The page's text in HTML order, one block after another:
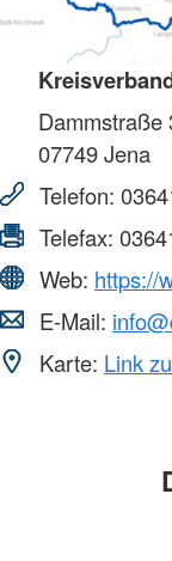
Dammstraße
07749Jena
Telefon:
Telefax:
Web: https://
E-Mail:
Karte: Link